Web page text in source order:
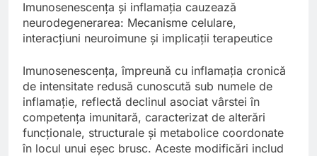
Imunosenescența și inflamația cauzează
neurodegenerarea: Mecanisme celulare,
interacțiuni neuroimune și implicații terapeutice
Imunosenescența, împreună cu inflamația cronică
de intensitate redusă cunoscută sub numele de
inflamație, reflectă declinul asociat vârstei în
competența imunitară, caracterizat de alterări
funcționale, structurale și metabolice coordonate
în locul unui eșec brusc. Aceste modificări includ